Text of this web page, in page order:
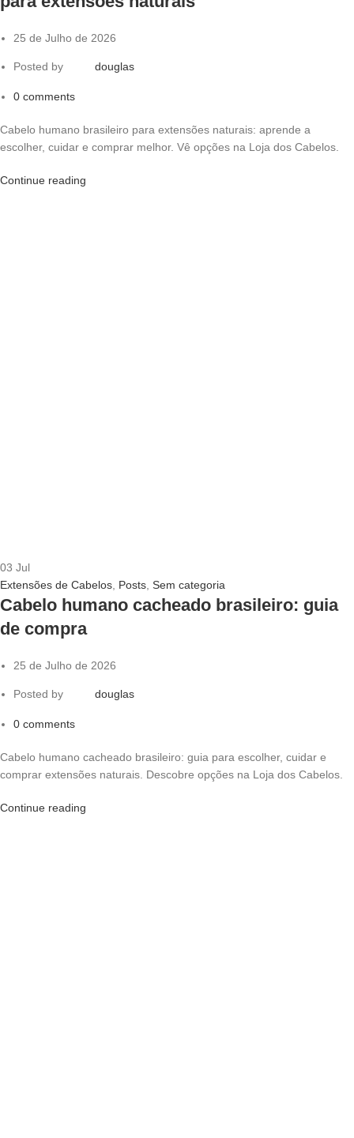
25 de Julho de 2026
Posted by douglas
0 comments
Cabelo humano brasileiro para extensões naturais: aprende a
escolher, cuidar e comprar melhor. Vê opções na Loja dos Cabelos.
Continue reading
03 Jul
Extensões de Cabelos Posts Sem categoria
Cabelo humano cacheado brasileiro: guia
de compra
25 de Julho de 2026
Posted by douglas
0 comments
Cabelo humano cacheado brasileiro: guia para escolher, cuidar e
comprar extensões naturais. Descobre opções na Loja dos Cabelos.
Continue reading